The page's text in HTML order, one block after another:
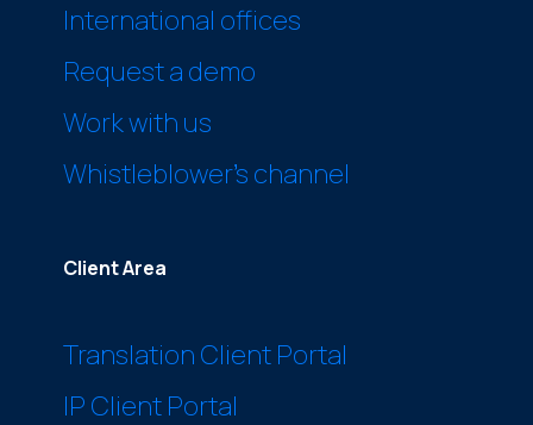
International offices
Request a demo
Work with us
Whistleblower’s channel
Client Area
Translation Client Portal
IP Client Portal